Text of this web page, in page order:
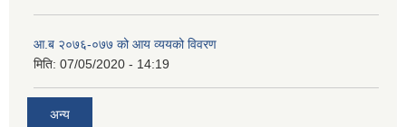
आ.ब २०७६-०७७ को आय व्ययको विवरण
मिति: 07/05/2020 - 14:19
अन्य